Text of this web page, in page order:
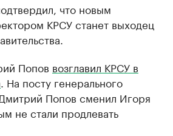
что новым
КРСУ станет выходец
Попов возглавил КРСУ в
. На посту генерального
Попов сменил Игоря
не стали продлевать